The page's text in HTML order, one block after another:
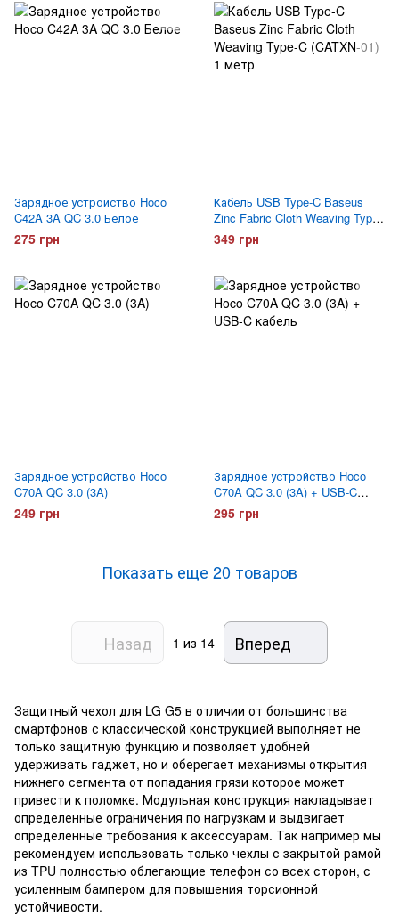
Зарядное устройство Hoco
C42A 3A QC 3.0 Белое
275 грн
Кабель USB Type-C Baseus
Zinc Fabric Cloth Weaving Type-
C (CATXN-01) 1 метр
349 грн
Зарядное устройство Hoco
C70A QC 3.0 (3A)
249 грн
Зарядное устройство Hoco
C70A QC 3.0 (3A) + USB-C
кабель
295 грн
Показать еще 20 товаров
Назад 1 из 14 Вперед
Защитный чехол для LG G5 в отличии от большинства
смартфонов с классической конструкцией выполняет не
только защитную функцию и позволяет удобней
удерживать гаджет, но и оберегает механизмы открытия
нижнего сегмента от попадания грязи которое может
привести к поломке. Модульная конструкция накладывает
определенные ограничения по нагрузкам и выдвигает
определенные требования к аксессуарам. Так например мы
рекомендуем использовать только чехлы с закрытой рамой
из TPU полностью облегающие телефон со всех сторон, с
усиленным бампером для повышения торсионной
устойчивости.